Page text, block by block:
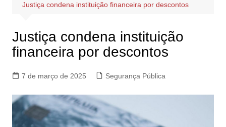
Justiça condena instituição financeira por descontos
Justiça condena instituição
financeira por descontos
7 de março de 2025 Segurança Pública